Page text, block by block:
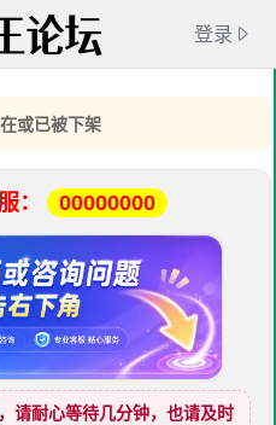
登录
或已被下架
： 00000000
请耐心等待几分钟，也请及时